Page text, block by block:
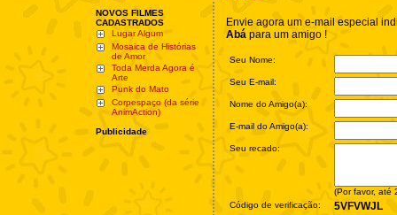
NOVOS FILMES
CADASTRADOS
Lugar Algum
Mosaica de Histórias
de Amor
Toda Merda Agora é
Arte
Punk do Mato
Corpespaço (da série
AnimAction)
Publicidade
Envie agora um e-mail especial
Abá para um amigo !
Seu Nome:
Seu E-mail:
Nome do Amigo(a):
E-mail do Amigo(a):
Seu recado:
(Por favor, até
Código de verificação:
5VFVWJL